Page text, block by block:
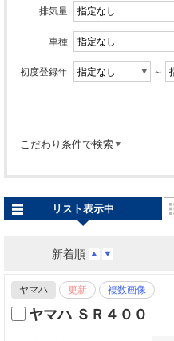
排気量
車種
初度登録年 ～
こだわり条件で検索
新着順
リスト表示中
ヤマハ 更新 複数画像
ヤマハ ＳＲ４００